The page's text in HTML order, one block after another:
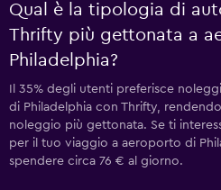
Qual è la tipologia di
Thrifty più gettonata a
Philadelphia?
Il 35% degli utenti preferisce
di Philadelphia con Thrifty,
noleggio più gettonata. Se ti
per il tuo viaggio a aeroporto di
spendere circa 76 € al giorno.